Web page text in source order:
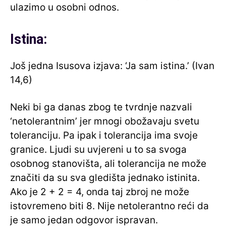
ulazimo u osobni odnos.
Istina:
Još jedna Isusova izjava: ‘Ja sam istina.’ (Ivan
14,6)
Neki bi ga danas zbog te tvrdnje nazvali
‘netolerantnim’ jer mnogi obožavaju svetu
toleranciju. Pa ipak i tolerancija ima svoje
granice. Ljudi su uvjereni u to sa svoga
osobnog stanovišta, ali tolerancija ne može
značiti da su sva gledišta jednako istinita.
Ako je 2 + 2 = 4, onda taj zbroj ne može
istovremeno biti 8. Nije netolerantno reći da
je samo jedan odgovor ispravan.